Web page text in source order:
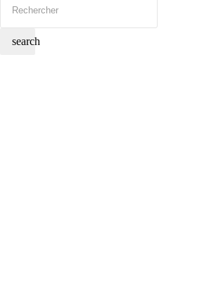
search